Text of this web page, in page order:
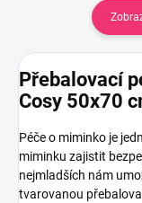
Přebalovací
Cosy 50x70
Péče o miminko je
miminku zajistit
nejmladších nám
tvarovanou